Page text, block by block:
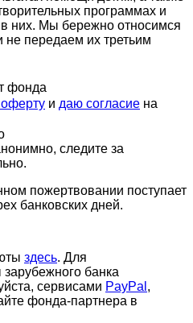
программах и
в них. Мы бережно относимся
передаем их третьим
фонда
и даю согласие на
следите за
пожертвовании поступает
банковских дней.
здесь. Для
банка
сервисами PayPal ,
фонда-партнера в